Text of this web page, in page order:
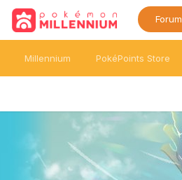
Forum
Millennium PokéPoints Store